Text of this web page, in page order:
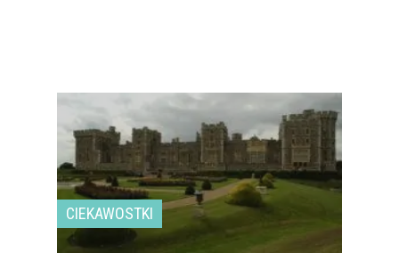
CIEKAWOSTKI